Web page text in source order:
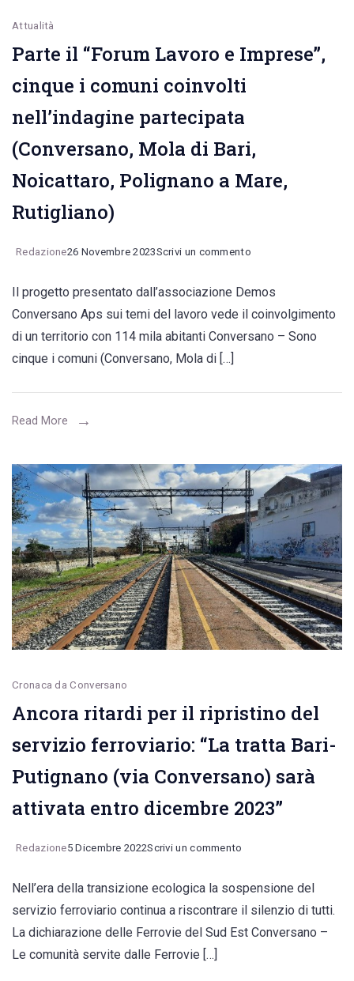
Attualità
Parte il “Forum Lavoro e Imprese”,
cinque i comuni coinvolti
nell’indagine partecipata
(Conversano, Mola di Bari,
Noicattaro, Polignano a Mare,
Rutigliano)
Redazione26 Novembre 2023Scrivi un commentoon
il
“Forum
Imprese”,
comuni
coinvolti
nell’indagine
partecipata
(Conversano,
Mola
di
Bari,
Rutigliano)
Il progetto presentato dall’associazione Demos
Conversano Aps sui temi del lavoro vede il coinvolgimento
di un territorio con 114 mila abitanti Conversano – Sono
cinque i comuni (Conversano, Mola di […]
Read More
Cronaca da Conversano
Ancora ritardi per il ripristino del
servizio ferroviario: “La tratta Bari-
Putignano (via Conversano) sarà
attivata entro dicembre 2023”
Redazione5 Dicembre 2022Scrivi un commento
ritardi
per
Nell’era della transizione ecologica la sospensione del
servizio ferroviario continua a riscontrare il silenzio di tutti.
La dichiarazione delle Ferrovie del Sud Est Conversano –
Le comunità servite dalle Ferrovie […]